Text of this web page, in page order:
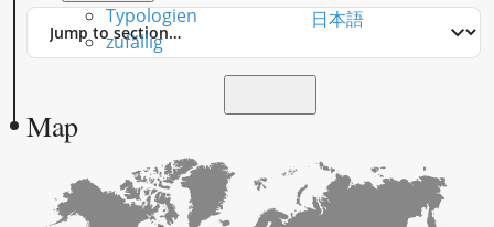
Typologien
zufällig
日本語
Jump
Map